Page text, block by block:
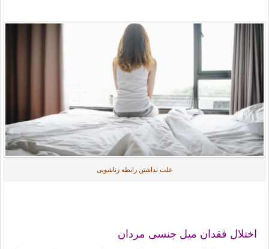
علت نداشتن رابطه زناشویی
اختلال فقدان میل جنسی مردان